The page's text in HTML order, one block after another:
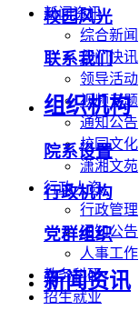
新闻资讯
综合新闻
部门快讯
领导活动
视频专题
通知公告
校园文化
潇湘文苑
行政人资
行政管理
通知公告
人事工作
教务科研
招生就业
校园风光
联系我们
组织机构
院系设置
行政机构
党群组织
新闻资讯